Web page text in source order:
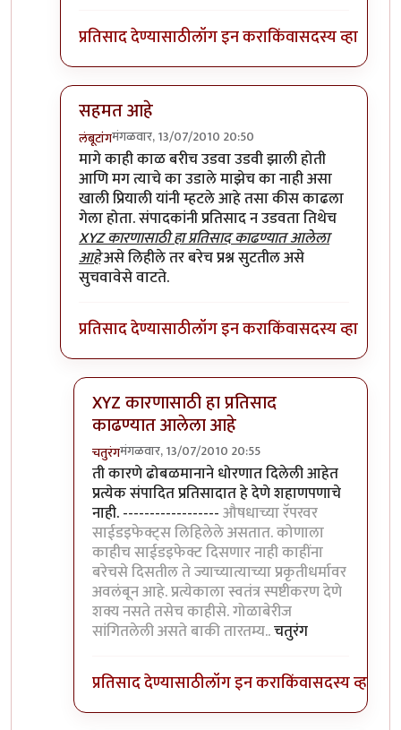
प्रतिसाद देण्यासाठीलॉग इन कराकिंवासदस्य व्हा
सहमत आहे
लंबूटांगमंगळवार, 13/07/2010 20:50
In reply toअसं बघा...byबिपिन कार्यकर्ते
मागे काही काळ बरीच उडवा उडवी झाली होती
आणि मग त्याचे का उडाले माझेच का नाही असा
खाली प्रियाली यांनी म्हटले आहे तसा कीस काढला
गेला होता. संपादकांनी प्रतिसाद न उडवता तिथेच
XYZ कारणासाठी हा प्रतिसाद काढण्यात आलेला
आहेअसे लिहीले तर बरेच प्रश्न सुटतील असे
सुचवावेसे वाटते.
प्रतिसाद देण्यासाठीलॉग इन कराकिंवासदस्य व्हा
XYZ कारणासाठी हा प्रतिसाद
काढण्यात आलेला आहे
चतुरंगमंगळवार, 13/07/2010 20:55
In reply toसहमत आहेbyलंबूटांग
ती कारणे ढोबळमानाने धोरणात दिलेली आहेत
प्रत्येक संपादित प्रतिसादात हे देणे शहाणपणाचे
नाही. ------------------औषधाच्या रॅपरवर
साईडइफेक्ट्स लिहिलेले असतात. कोणाला
काहीच साईडइफेक्ट दिसणार नाही काहींना
बरेचसे दिसतील ते ज्याच्यात्याच्या प्रकृतीधर्मावर
अवलंबून आहे. प्रत्येकाला स्वतंत्र स्पष्टीकरण देणे
शक्य नसते तसेच काहीसे. गोळाबेरीज
सांगितलेली असते बाकी तारतम्य..चतुरंग
प्रतिसाद देण्यासाठीलॉग इन कराकिंवासदस्य व्हा